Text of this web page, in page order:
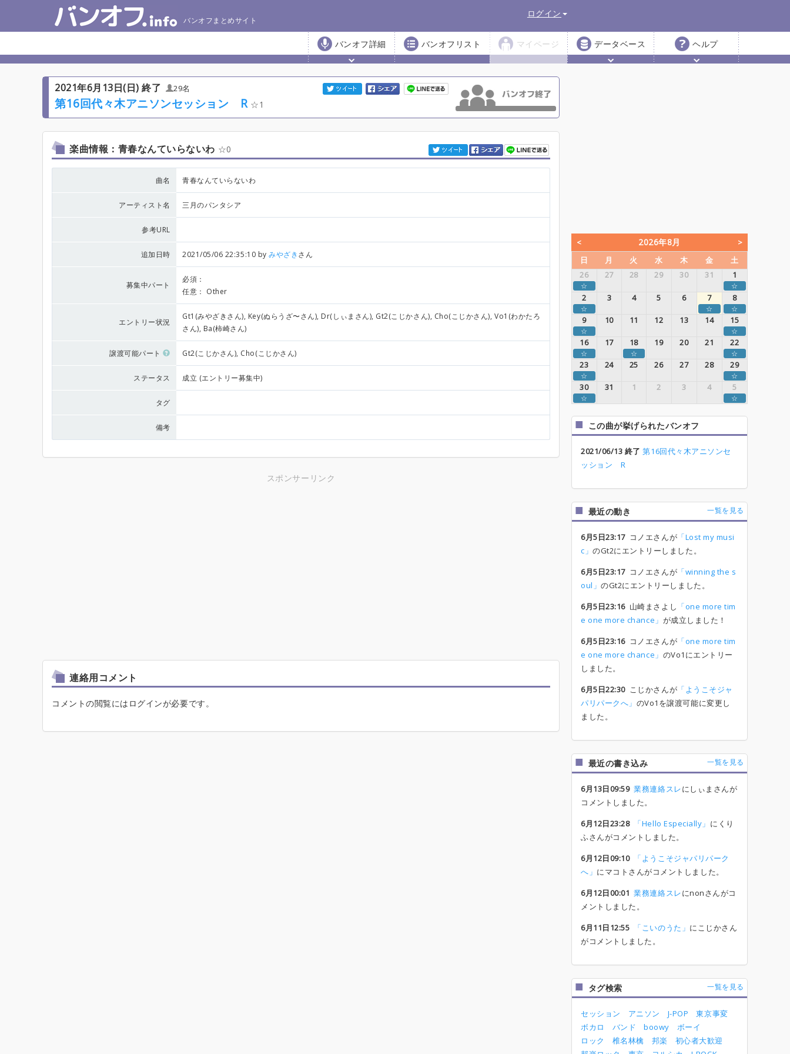
バンオフまとめサイト
ログイン
バンオフ詳細 バンオフリスト マイページ データベース ヘルプ
2021年6月13日(日) 終了 29名
第16回代々木アニソンセッション R 1
楽曲情報：青春なんていらないわ 0
曲名 青春なんていらないわ
アーティスト名 三月のパンタシア
参考URL
追加日時 2021/05/06 22:35:10 byみやざきさん
募集中パート
必須：
任意： Other
エントリー状況
Gt1(みやざきさん), Key(ぬらうざ〜さん), Dr(しぃまさん), Gt2(こじかさん), Cho(こじかさん), Vo1(わかたろ
さん), Ba(柿崎さん)
譲渡可能パート Gt2(こじかさん), Cho(こじかさん)
ステータス 成立 (エントリー募集中)
タグ
備考
スポンサーリンク
連絡用コメント
コメントの閲覧にはログインが必要です。
2026年8月
日 月 火 水 木 金
土
26
27 28 29 30 31 1
☆ ☆
2 3 4 5 6 7 8
☆ ☆ ☆
9 10 11 12 13 14 15
☆ ☆
16 17 18 19 20 21 22
☆ ☆ ☆
23 24 25 26 27 28 29
☆ ☆
30 31 1 2 3 4 5
☆ ☆
この曲が挙げられたバンオフ
2021/06/13 終了 第16回代々木アニソンセ
ッション R
最近の動き 一覧を見る
6月5日23:17コノエさんが 「Lost my musi
c」のGt2にエントリーしました。
6月5日23:17コノエさんが 「winning the s
oul」のGt2にエントリーしました。
6月5日23:16山崎まさよし 「one more tim
e one more chance」 が成立しました！
6月5日23:16コノエさんが 「one more tim
e one more chance」 のVo1にエントリー
しました。
6月5日22:30こじかさんが 「ようこそジャ
パリパークへ」 のVo1を譲渡可能に変更し
ました。
最近の書き込み 一覧を見る
6月13日09:59 業務連絡スレにしぃまさんが
コメントしました。
6月12日23:28
「Hello Especially」 にくり
ふさんがコメントしました。
6月12日09:10
「ようこそジャパリパーク
へ」 にマコトさんがコメントしました。
6月12日00:01 業務連絡スレにnonさんがコ
メントしました。
6月11日12:55
「こいのうた」 にこじかさん
がコメントしました。
タグ検索 一覧を見る
セッション アニソン J-POP
東京事変
ボカロ
バンド boowy
ボーイ
ロック
椎名林檎 邦楽
初心者大歓迎